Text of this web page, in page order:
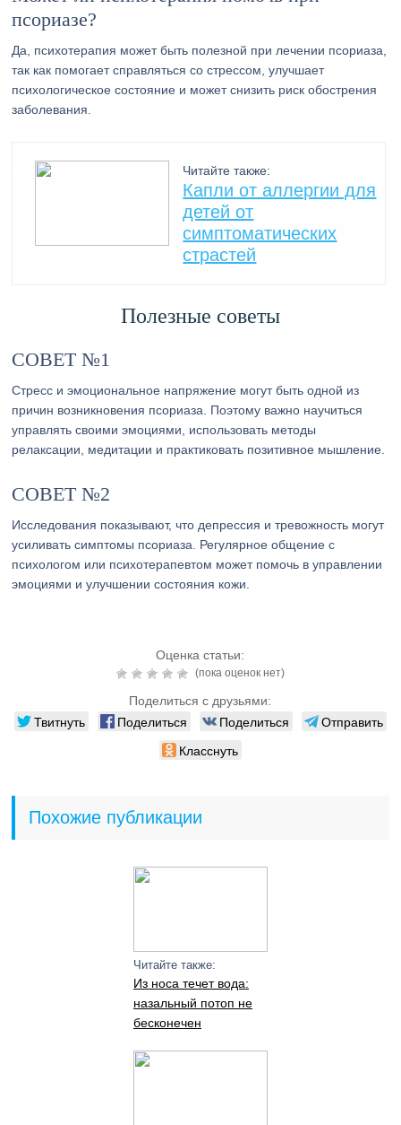
псориазе?
Да, психотерапия может быть полезной при лечении псориаза,
так как помогает справляться со стрессом, улучшает
психологическое состояние и может снизить риск обострения
заболевания.
Читайте также:
Капли от аллергии для
детей от
симптоматических
страстей
Полезные советы
СОВЕТ №1
Стресс и эмоциональное напряжение могут быть одной из
причин возникновения псориаза. Поэтому важно научиться
управлять своими эмоциями, использовать методы
релаксации, медитации и практиковать позитивное мышление.
СОВЕТ №2
Исследования показывают, что депрессия и тревожность могут
усиливать симптомы псориаза. Регулярное общение с
психологом или психотерапевтом может помочь в управлении
эмоциями и улучшении состояния кожи.
Оценка статьи:
(пока оценок нет)
Поделиться с друзьями:
Твитнуть Поделиться Поделиться
Отправить
Класснуть
Похожие публикации
Читайте также:
Из носа течет вода:
назальный потоп не
бесконечен